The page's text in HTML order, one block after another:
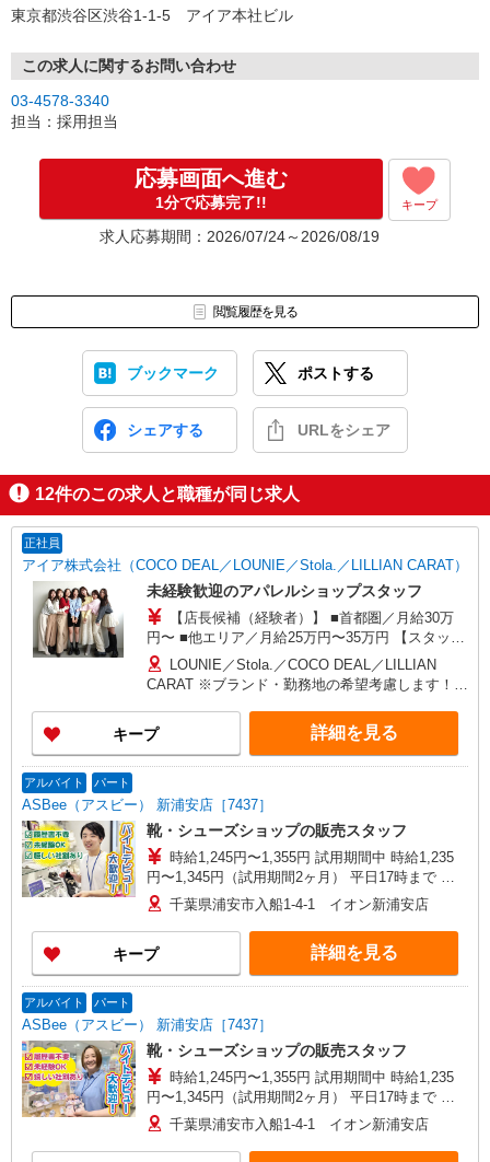
東京都渋谷区渋谷1-1-5 アイア本社ビル
この求人に関するお問い合わせ
03-4578-3340
担当：採用担当
応募画面へ進む
1分で応募完了!! キープ
求人応募期間：2026/07/24～2026/08/19
閲覧履歴を見る
ブックマーク ポストする
シェアする URLをシェア
12件のこの求人と職種が同じ求人
正社員
アイア株式会社（COCO DEAL／LOUNIE／Stola.／LILLIAN CARAT）
未経験歓迎のアパレルショップスタッフ
【店長候補（経験者）】 ■首都圏／月給30万
円〜 ■他エリア／月給25万円〜35万円 【スタッ
フ】 ■首都圏／月給24万3,800円〜40万円 ■大阪／
月給23万3,500円〜35万円 ■京都、兵庫、愛知、岐
阜、福岡／月給22万7,800円〜35万円 ■他エリア／
月給22万2,100円〜35万円 固定残業手当含む（1ヶ
月あたり20時間）※超過時は追加支給 首都圏エリ
ア：30,800円 大阪：29,500円 京都、兵庫、愛知、
考慮 ※試用期間3ヶ月も同条件（首都圏：店長候
補は月給27万円〜）
LOUNIE／Stola.／COCO DEAL／LILLIAN
CARAT ※ブランド・勤務地の希望考慮します！※
道、宮城（仙台）、愛知、岐阜、大阪、兵庫、京
都、和歌山、岡山、広島、愛媛、福岡、長崎、宮
崎、熊本などの各店舗で募集しています。
LUMINE2店／ルミネ池袋店／ルミネ横浜／ルミネ
大宮店／ルミネ有楽町店 ルミネ立川店／ルミネ町
田店／池袋PARCO店／東京スカイツリータウン・
ソラマチ店 イクスピアリ店／イオンレイクタウン
店／ジョイナス店／テラスモール湘南店 タカシマ
ヤ ゲートタワーモール店／イオンモール各務原イ
寺MIO店／阪神梅田本店／京都ポルタ店／阪急西
宮ガーデンズ店 ルクアイーレ大阪店／岡山一番街
店／ミナモア広島店／博多阪急店／天神ソラリア
キープ 詳細を見る
アルバイト パート
ASBee（アスビー） 新浦安店［7437］
靴・シューズショップの販売スタッフ
時給1,245円〜1,355円 試用期間中 時給1,235
円〜1,345円（試用期間2ヶ月） 平日17時まで 時
給1,245円 平日17〜20時まで 時給1,295円 平日20
時〜 時給1,295円 日・祝17時まで 時給1,295円
日・祝17〜20時まで 時給1,355円 日・祝20時〜 時
給1,355円 ※資格・経験による
千葉県浦安市入船1-4-1 イオン新浦安店
キープ 詳細を見る
アルバイト パート
ASBee（アスビー） 新浦安店［7437］
靴・シューズショップの販売スタッフ
時給1,245円〜1,355円 試用期間中 時給1,235
円〜1,345円（試用期間2ヶ月） 平日17時まで 時
給1,245円 平日17〜20時まで 時給1,295円 平日20
時〜 時給1,295円 日・祝17時まで 時給1,295円
日・祝17〜20時まで 時給1,355円 日・祝20時〜 時
千葉県浦安市入船1-4-1 イオン新浦安店